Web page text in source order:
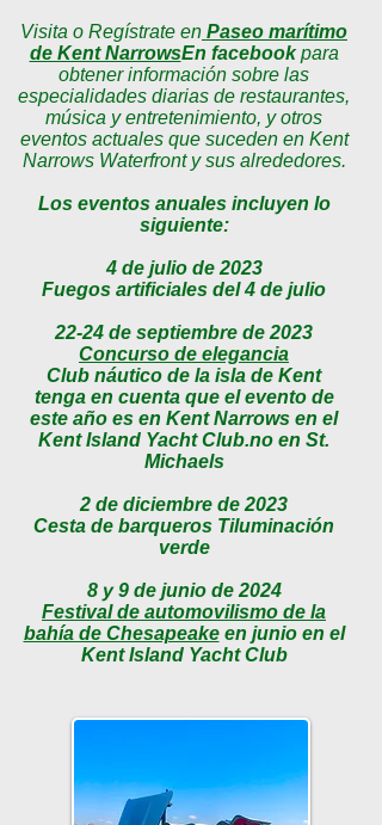
Visita o Regístrate en Paseo marítimo
de Kent NarrowsEn facebookpara
obtener información sobre las
especialidades diarias de restaurantes,
música y entretenimiento, y otros
eventos actuales que suceden en Kent
Narrows Waterfront y sus alrededores.
Los eventos anuales incluyen lo
siguiente:
4 de julio de 2023
Fuegos artificiales del 4 de julio
22-24 de septiembre de 2023
Concurso de elegancia
Club náutico de la isla de Kent
tenga en cuenta que el evento de
este año es en Kent Narrows en el
Kent Island Yacht Club.no en St.
Michaels
2 de diciembre de 2023
Cesta de barqueros Tiluminación
verde
8 y 9 de junio de 2024
Festival de automovilismo de la
bahía de Chesapeakeen junio en el
Kent Island Yacht Club